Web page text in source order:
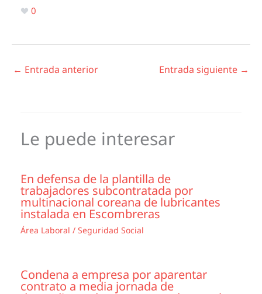
0
← Entrada anterior Entrada siguiente →
Le puede interesar
En defensa de la plantilla de
trabajadores subcontratada por
multinacional coreana de lubricantes
instalada en Escombreras
Área Laboral / Seguridad Social
Condena a empresa por aparentar
contrato a media jornada de